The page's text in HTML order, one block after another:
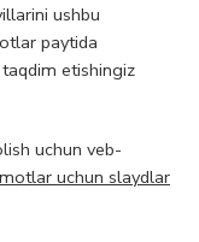
ushbu
paytida
etishingiz
uchun veb-
uchun slaydlar